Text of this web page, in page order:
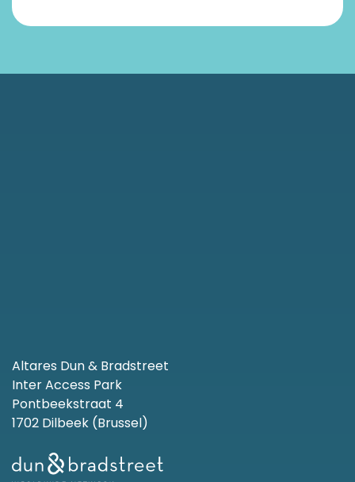
Altares Dun & Bradstreet
Inter Access Park
Pontbeekstraat 4
1702 Dilbeek (Brussel)